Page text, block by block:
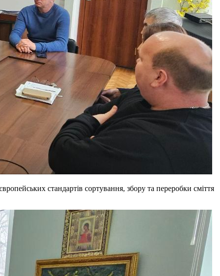
стандартів сортування, збору та переробки сміття